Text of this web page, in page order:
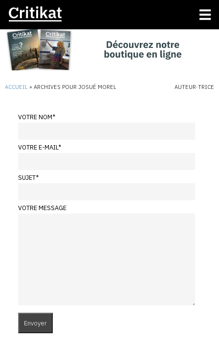
ACCUEIL » ARCHIVES POUR JOSUÉ MOREL AUTEUR·TRICE
VOTRE NOM*
VOTRE E-MAIL*
SUJET*
VOTRE MESSAGE